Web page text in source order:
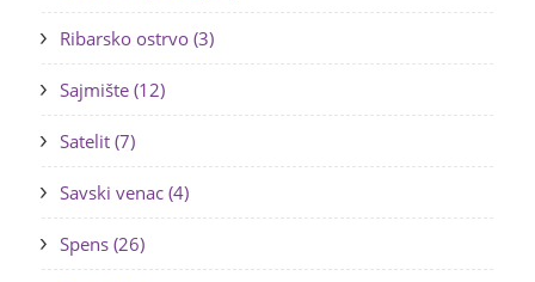
Ribarsko ostrvo (3)
Sajmište (12)
Satelit (7)
Savski venac (4)
Spens (26)